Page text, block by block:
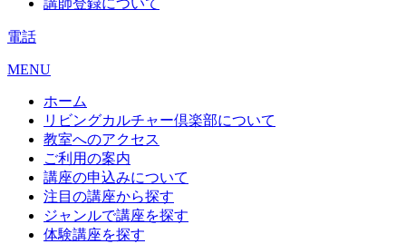
電話
MENU
ホーム
リビングカルチャー倶楽部について
教室へのアクセス
ご利用の案内
講座の申込みについて
注目の講座から探す
ジャンルで講座を探す
体験講座を探す